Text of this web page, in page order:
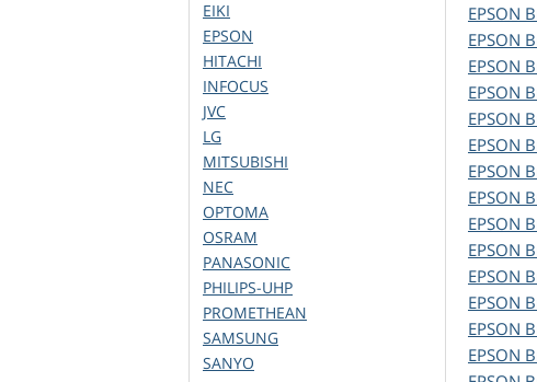
EPSON
EPSON
EPSON
EPSON
EPSON
EPSON
EPSON
EPSON
EPSON
EPSON
EPSON
EPSON
EPSON
EPSON
EIKI
EPSON
HITACHI
INFOCUS
JVC
LG
MITSUBISHI
NEC
OPTOMA
OSRAM
PANASONIC
PHILIPS-UHP
PROMETHEAN
SAMSUNG
SANYO